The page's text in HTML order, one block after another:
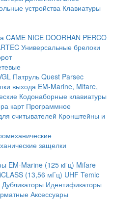
устройства Клавиатуры
CAME NICE DOORHAN PERCO
Универсальные брелоки
Патруль Quest Parsec
выхода EM-Marine, Mifare,
Кодонаборные клавиатуры
карт Программное
считывателей Кронштейны и
защелки
EM-Marine (125 кГц) Mifare
(13,56 мГц) UHF Temic
Дубликаторы Идентификаторы
Аксессуары